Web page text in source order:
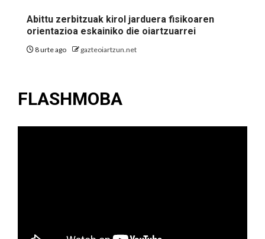
Abittu zerbitzuak kirol jarduera fisikoaren
orientazioa eskainiko die oiartzuarrei
8 urte ago gazteoiartzun.net
FLASHMOBA